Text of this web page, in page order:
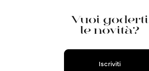
Vuoi goderti
le novità?
Iscriviti